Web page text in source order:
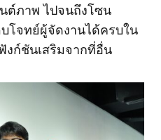
ต์ภาพ ไปจนถึงโซน
โจทย์ผู้จัดงานได้ครบใน
งก์ชันเสริมจากที่อื่น